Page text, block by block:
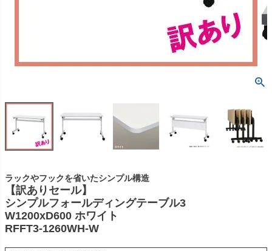
ラックやフックを省いたシンプル構造
【訳ありセール】
シンプルフォールディングテーブル3
W1200xD600 ホワイト
RFFT3-1260WH-W